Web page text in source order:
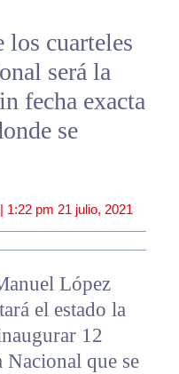
los cuarteles
será la
fecha exacta
se
1:22 pm 21 julio, 2021
López
el estado la
12
Nacional que se